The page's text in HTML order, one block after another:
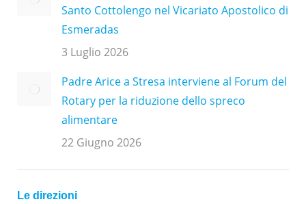
Santo Cottolengo nel Vicariato Apostolico di
Esmeradas
3 Luglio 2026
Padre Arice a Stresa interviene al Forum del
Rotary per la riduzione dello spreco
alimentare
22 Giugno 2026
Le direzioni